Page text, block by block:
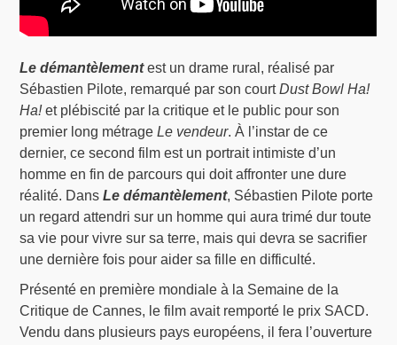
Le démantèlementest un drame rural, réalisé par
Sébastien Pilote, remarqué par son courtDust Bowl Ha!
Ha!et plébiscité par la critique et le public pour son
premier long métrageLe vendeur. À l’instar de ce
dernier, ce second film est un portrait intimiste d’un
homme en fin de parcours qui doit affronter une dure
réalité. DansLe démantèlement, Sébastien Pilote porte
un regard attendri sur un homme qui aura trimé dur toute
sa vie pour vivre sur sa terre, mais qui devra se sacrifier
une dernière fois pour aider sa fille en difficulté.
Présenté en première mondiale à la Semaine de la
Critique de Cannes, le film avait remporté le prix SACD.
Vendu dans plusieurs pays européens, il fera l’ouverture